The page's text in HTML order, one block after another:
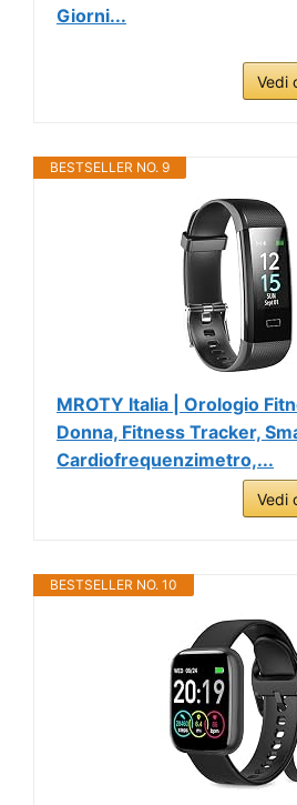
Giorni...
Vedi
BESTSELLER NO. 9
MROTY Italia | Orologio
Donna, Fitness Tracker,
Cardiofrequenzimetro,...
Vedi
BESTSELLER NO. 10